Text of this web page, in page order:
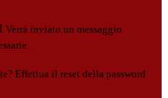
Verrà inviato un messaggio
Effettua il reset della password